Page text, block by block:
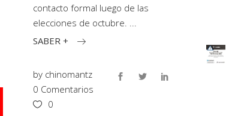
contacto formal luego de las
elecciones de octubre.
SABER +
by chinomantz
0 Comentarios
0